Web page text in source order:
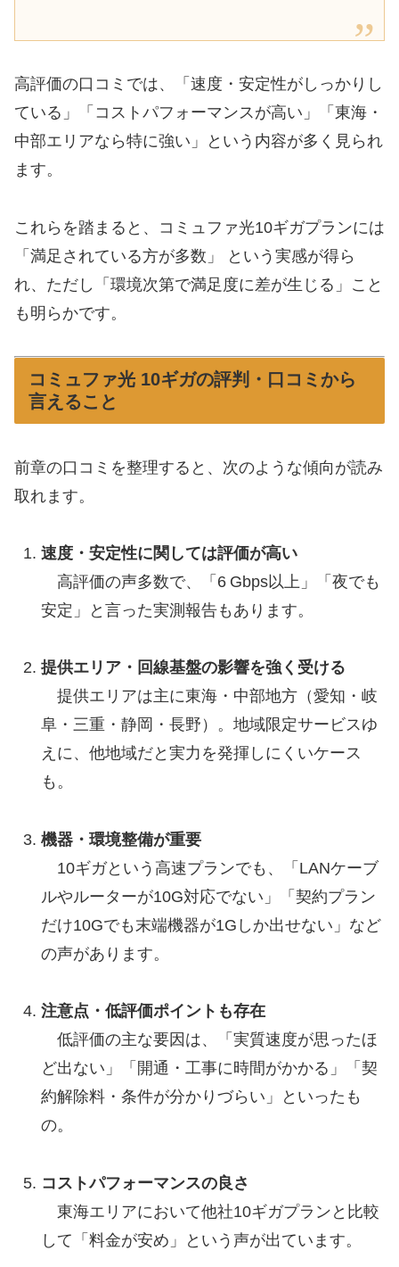
高評価の口コミでは、「速度・安定性がしっかりし
ている」「コストパフォーマンスが高い」「東海・
中部エリアなら特に強い」という内容が多く見られ
ます。
これらを踏まると、コミュファ光10ギガプランには
「満足されている方が多数」 という実感が得ら
れ、ただし「環境次第で満足度に差が生じる」こと
も明らかです。
コミュファ光 10ギガの評判・口コミから
言えること
前章の口コミを整理すると、次のような傾向が読み
取れます。
速度・安定性に関しては評価が高い
高評価の声多数で、「6 Gbps以上」「夜でも
安定」と言った実測報告もあります。
提供エリア・回線基盤の影響を強く受ける
提供エリアは主に東海・中部地方（愛知・岐
阜・三重・静岡・長野）。地域限定サービスゆ
えに、他地域だと実力を発揮しにくいケース
も。
機器・環境整備が重要
10ギガという高速プランでも、「LANケーブ
ルやルーターが10G対応でない」「契約プラン
だけ10Gでも末端機器が1Gしか出せない」など
の声があります。
注意点・低評価ポイントも存在
低評価の主な要因は、「実質速度が思ったほ
ど出ない」「開通・工事に時間がかかる」「契
約解除料・条件が分かりづらい」といったも
の。
コストパフォーマンスの良さ
東海エリアにおいて他社10ギガプランと比較
して「料金が安め」という声が出ています。